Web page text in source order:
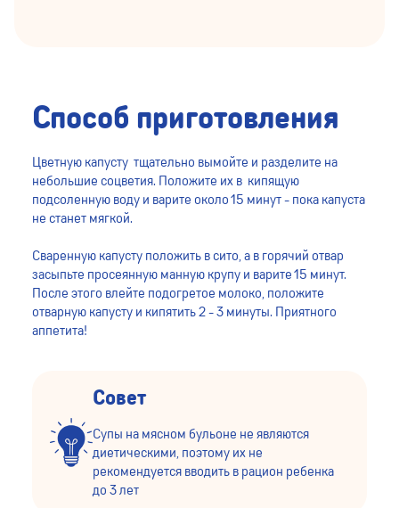
Способ приготовления
Цветную капусту тщательно вымойте и разделите на
небольшие соцветия. Положите их в кипящую
подсоленную воду и варите около 15 минут - пока капуста
не станет мягкой.
Сваренную капусту положить в сито, а в горячий отвар
засыпьте просеянную манную крупу и варите 15 минут.
После этого влейте подогретое молоко, положите
отварную капусту и кипятить 2 - 3 минуты. Приятного
аппетита!
Совет
Супы на мясном бульоне не являются
диетическими, поэтому их не
рекомендуется вводить в рацион ребенка
до 3 лет